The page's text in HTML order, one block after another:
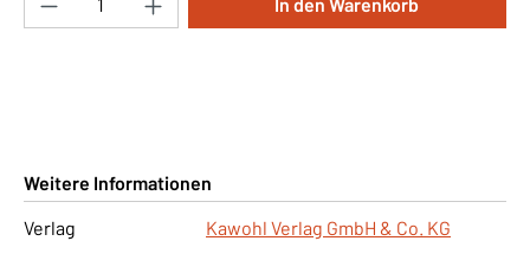
Weitere Informationen
Verlag
Kawohl Verlag GmbH & Co. KG